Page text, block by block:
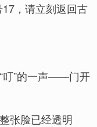
，请立刻返回古
叮”的一声——门开
张脸已经透明